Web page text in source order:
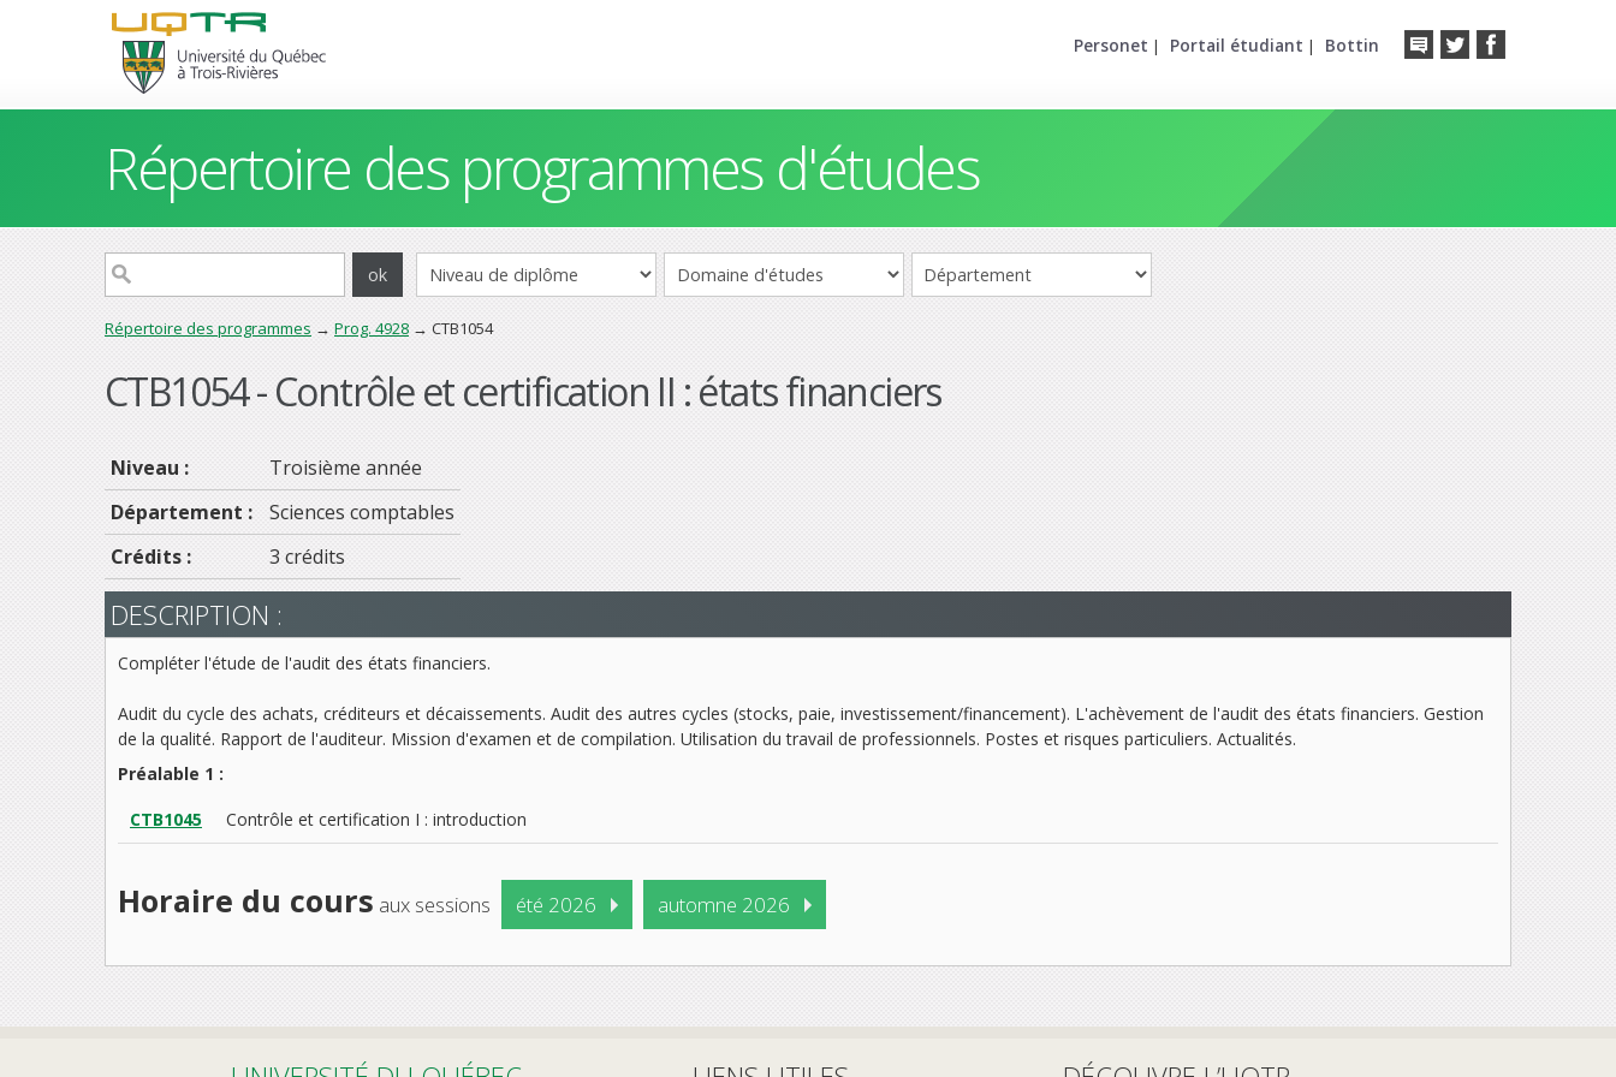
Personet | Portail étudiant | Bottin
Répertoire des programmes d'études
Répertoire des programmes → Prog. 4928 → CTB1054
CTB1054 - Contrôle et certification II : états financiers
Niveau :
Troisième année
Département :
Sciences comptables
Crédits :
3 crédits
DESCRIPTION :
Compléter l'étude de l'audit des états financiers.
Audit du cycle des achats, créditeurs et décaissements. Audit des autres cycles (stocks, paie, investissement/financement). L'achèvement de l'audit des états financiers. Gestion
de la qualité. Rapport de l'auditeur. Mission d'examen et de compilation. Utilisation du travail de professionnels. Postes et risques particuliers. Actualités.
Préalable 1 :
CTB1045
Contrôle et certification I : introduction
Horaire du cours aux sessions été 2026 automne 2026